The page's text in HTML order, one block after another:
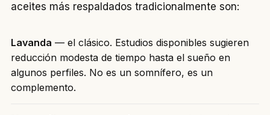
aceites más respaldados tradicionalmente son:
Lavanda — el clásico. Estudios disponibles sugieren
reducción modesta de tiempo hasta el sueño en
algunos perfiles. No es un somnífero, es un
complemento.